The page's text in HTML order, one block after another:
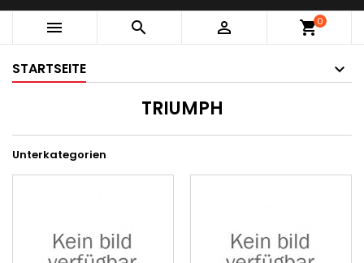
   shopping_cart0
STARTSEITE
TRIUMPH
Unterkategorien